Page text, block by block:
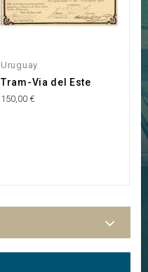
Uruguay
Tram-Via del Este
150,00 €